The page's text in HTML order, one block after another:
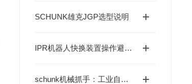
SCHUNK雄克JGP选型说明
IPR机器人快换装置操作避坑指南：这些细节不注意，快换优势全白搭
schunk机械抓手：工业自动化柔性生产里的“精准捕手”